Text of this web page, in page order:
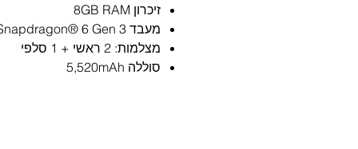
זיכרון 8GB RAM
מעבד Qualcomm® Snapdragon® 6 Gen 3
מצלמות: 2 ראשי + 1 סלפי
סוללה 5,520mAh